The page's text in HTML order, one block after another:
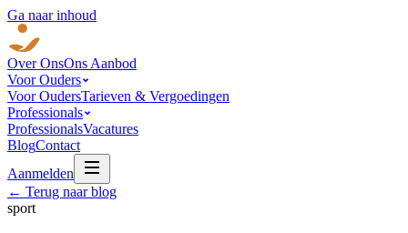
Ga naar inhoud
Over OnsOns Aanbod
Voor Ouders
Voor OudersTarieven & Vergoedingen
Professionals
ProfessionalsVacatures
BlogContact
Aanmelden
← Terug naar blog
sport